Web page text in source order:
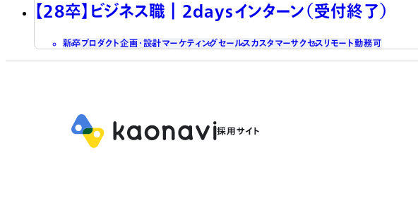
【28卒】ビジネス職┃2daysインターン（受付終了）
新卒プロダクト企画・設計マーケティングセールスカスタマーサクセス リモート勤務可